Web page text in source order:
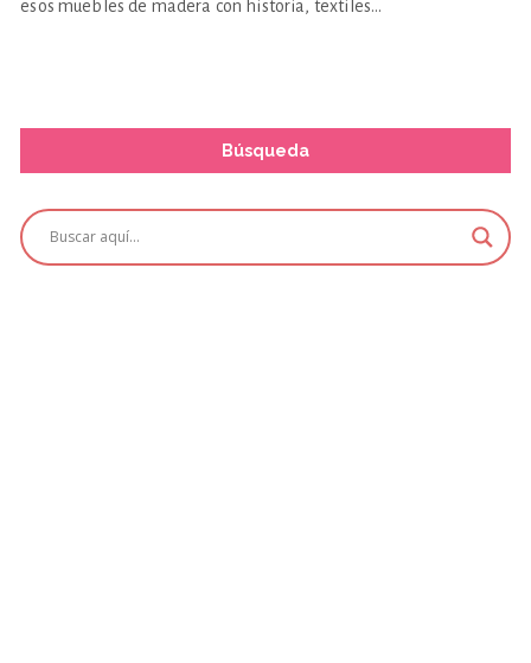
esos muebles de madera con historia, textiles…
Búsqueda